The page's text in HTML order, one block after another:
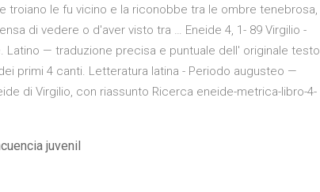
troiano le fu vicino e la riconobbe tra le ombre tenebrosa,
di vedere o d'aver visto tra … Eneide 4, 1- 89 Virgilio -
Latino — traduzione precisa e puntuale dell' originale testo
primi 4 canti. Letteratura latina - Periodo augusteo —
di Virgilio, con riassunto Ricerca eneide-metrica-libro-4-
juvenil